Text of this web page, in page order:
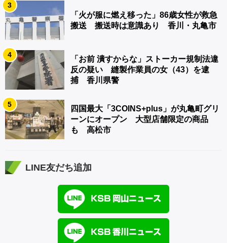
3
「火が服に燃え移った」86歳女性が救急
搬送 搬送時は意識あり 香川・丸亀市
4
「お前 潰すからな」ストーカー規制法違
反の疑い 縫製作業員の女（43）を逮
捕 香川県警
5
四国最大「3COINS+plus」が丸亀町グリ
ーンにオープン 大型店舗限定の商品
も 高松市
LINE友だち追加